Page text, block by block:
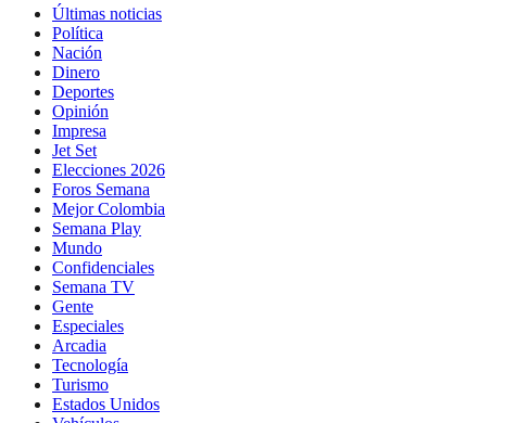
Últimas noticias
Política
Nación
Dinero
Deportes
Opinión
Impresa
Jet Set
Elecciones 2026
Foros Semana
Mejor Colombia
Semana Play
Mundo
Confidenciales
Semana TV
Gente
Especiales
Arcadia
Tecnología
Turismo
Estados Unidos